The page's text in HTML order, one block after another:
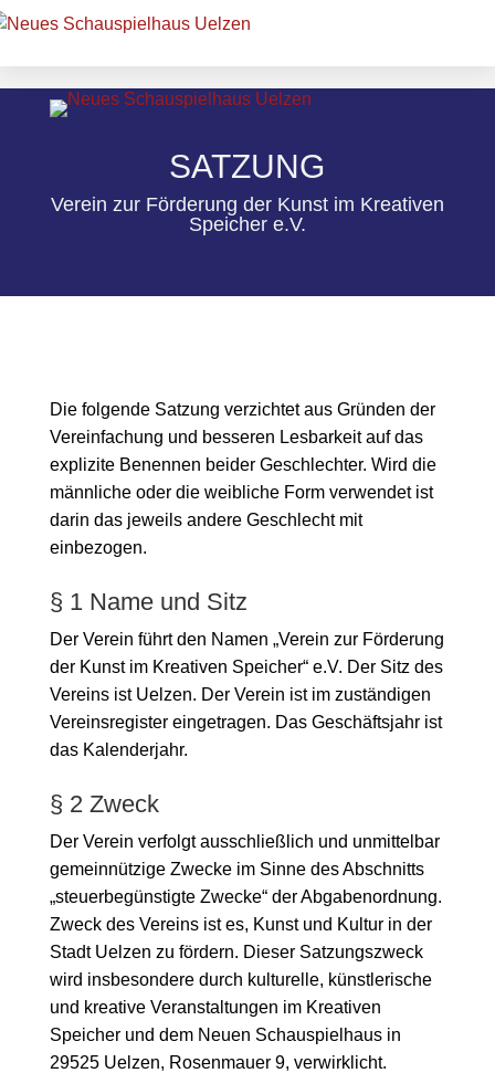
SATZUNG
Verein zur Förderung der Kunst im Kreativen
Speicher e.V.
Die folgende Satzung verzichtet aus Gründen der
Vereinfachung und besseren Lesbarkeit auf das
explizite Benennen beider Geschlechter. Wird die
männliche oder die weibliche Form verwendet ist
darin das jeweils andere Geschlecht mit
einbezogen.
§ 1 Name und Sitz
Der Verein führt den Namen „Verein zur Förderung
der Kunst im Kreativen Speicher“ e.V. Der Sitz des
Vereins ist Uelzen. Der Verein ist im zuständigen
Vereinsregister eingetragen. Das Geschäftsjahr ist
das Kalenderjahr.
§ 2 Zweck
Der Verein verfolgt ausschließlich und unmittelbar
gemeinnützige Zwecke im Sinne des Abschnitts
„steuerbegünstigte Zwecke“ der Abgabenordnung.
Zweck des Vereins ist es, Kunst und Kultur in der
Stadt Uelzen zu fördern. Dieser Satzungszweck
wird insbesondere durch kulturelle, künstlerische
und kreative Veranstaltungen im Kreativen
Speicher und dem Neuen Schauspielhaus in
29525 Uelzen, Rosenmauer 9, verwirklicht.